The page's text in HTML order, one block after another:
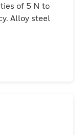
of 5 N to
Alloy steel